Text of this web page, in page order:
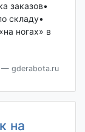
заказов•
складу•
ногах» в
— gderabota.ru
на